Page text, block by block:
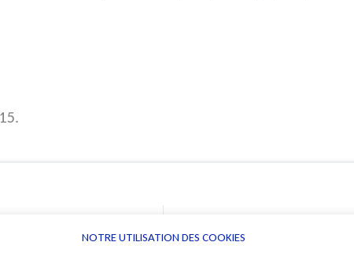
NOTRE UTILISATION DES COOKIES